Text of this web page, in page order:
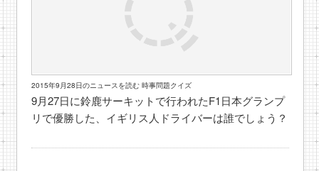
2015年9月28日のニュースを読む 時事問題クイズ
9月27日に鈴鹿サーキットで行われたF1日本グランプ
リで優勝した、イギリス人ドライバーは誰でしょう？